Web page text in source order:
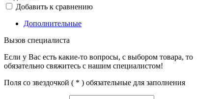
Добавить к сравнению
Дополнительные
Вызов специалиста
Если у Вас есть какие-то вопросы, с выбором товара, то
обязательно свяжитесь с нашим специалистом!
Поля со звездочкой ( * ) обязательные для заполнения